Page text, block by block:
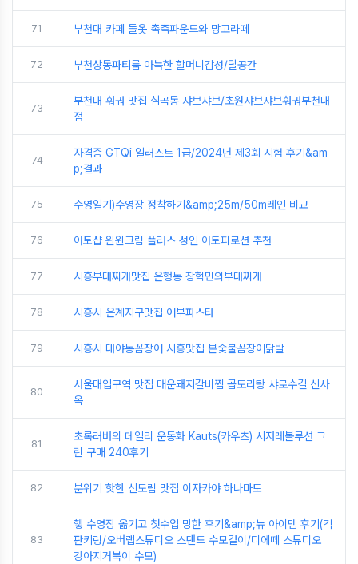
71 부천대 카페 돌옷 촉촉파운드와 망고라떼
72 부천상동파티룸 아늑한 할머니감성/달공간
73
부천대 훠궈 맛집 심곡동 샤브샤브/초원샤브샤브훠궈부천대
점
74
자격증 GTQi 일러스트 1급/2024년 제3회 시험 후기&am
p;결과
75 수영일기)수영장 정착하기&amp;25m/50m레인 비교
76 아토샵 윈윈크림 플러스 성인 아토피로션 추천
77 시흥부대찌개맛집 은행동 장혁민의부대찌개
78 시흥시 은계지구맛집 어부파스타
79 시흥시 대야동꼼장어 시흥맛집 본숯불꼼장어닭발
80
서울대입구역 맛집 매운돼지갈비찜 곱도리탕 샤로수길 신사
옥
81
초록러버의 데일리 운동화 Kauts(카우츠) 시저레볼루션 그
린 구매 240후기
82 분위기 핫한 신도림 맛집 이자카야 하나마토
83
헿 수영장 옮기고 첫수업 망한 후기&amp;뉴 아이템 후기(킥
판키링/오버랩스튜디오 스탠드 수모걸이/디에떼 스튜디오
강아지거북이 수모)